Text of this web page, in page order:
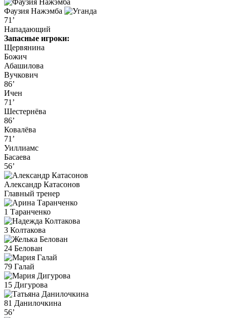
Фаузия Нажэмба
71’
Нападающий
Запасные игроки:
Щервянина
Божич
Абашилова
Вучкович
86’
Ичен
71’
Шестернёва
86’
Ковалёва
71’
Уиллиамс
Басаева
56’
Александр Катасонов
Главный тренер
1 Таранченко
3 Колтакова
24 Белован
79 Галай
15 Дигурова
81 Данилочкина
56’